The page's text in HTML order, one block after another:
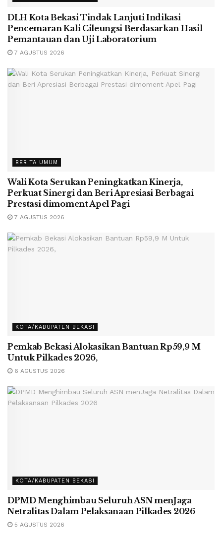
DLH Kota Bekasi Tindak Lanjuti Indikasi
Pencemaran Kali Cileungsi Berdasarkan Hasil
Pemantauan dan Uji Laboratorium
7 AGUSTUS 2026
BERITA UMUM
Wali Kota Serukan Peningkatkan Kinerja,
Perkuat Sinergi dan Beri Apresiasi Berbagai
Prestasi dimoment Apel Pagi
7 AGUSTUS 2026
KOTA/KABUPATEN BEKASI
Pemkab Bekasi Alokasikan Bantuan Rp59,9 M
Untuk Pilkades 2026,
6 AGUSTUS 2026
KOTA/KABUPATEN BEKASI
DPMD Menghimbau Seluruh ASN menJaga
Netralitas Dalam Pelaksanaan Pilkades 2026
5 AGUSTUS 2026